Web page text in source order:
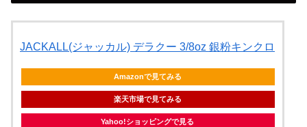
JACKALL(ジャッカル) デラクー 3/8oz 銀粉キンクロ
Amazonで見てみる
楽天市場で見てみる
Yahoo!ショッピングで見る